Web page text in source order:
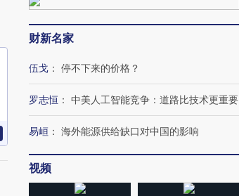
财新名家
伍戈 ： 停不下来的价格？
罗志恒 ： 中美人工智能竞争：道路比技术更重要
易峘 ： 海外能源供给缺口对中国的影响
视频